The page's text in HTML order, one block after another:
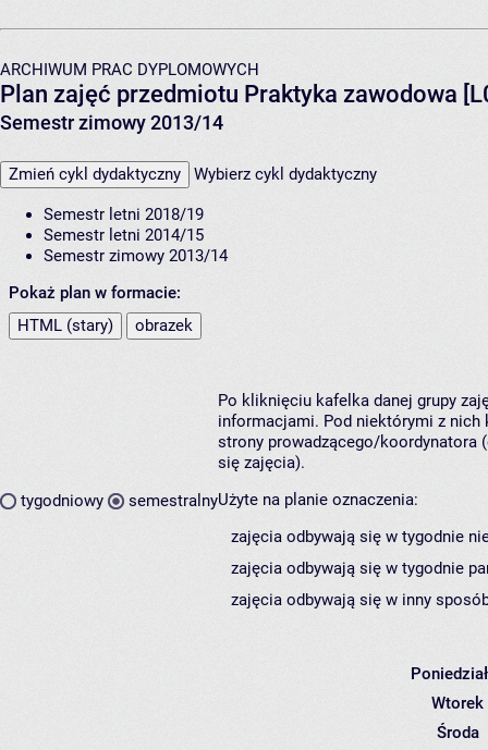
ARCHIWUM PRAC DYPLOMOWYCH
Plan zajęć przedmiotu Praktyka zawodowa
Semestr zimowy 2013/14
Zmień cykl dydaktyczny Wybierz cykl dydaktyczny
Semestr letni 2018/19
Semestr letni 2014/15
Semestr zimowy 2013/14
Pokaż plan w formacie:
HTML (stary)
obrazek
tygodniowy semestralny
Po kliknięciu kafelka danej grupy
informacjami. Pod niektórymi z nich
strony prowadzącego/koordynatora
się zajęcia).
Użyte na planie oznaczenia:
zajęcia odbywają się w tygodnie
zajęcia odbywają się w tygodnie
zajęcia odbywają się w inny
Wtorek
Środa